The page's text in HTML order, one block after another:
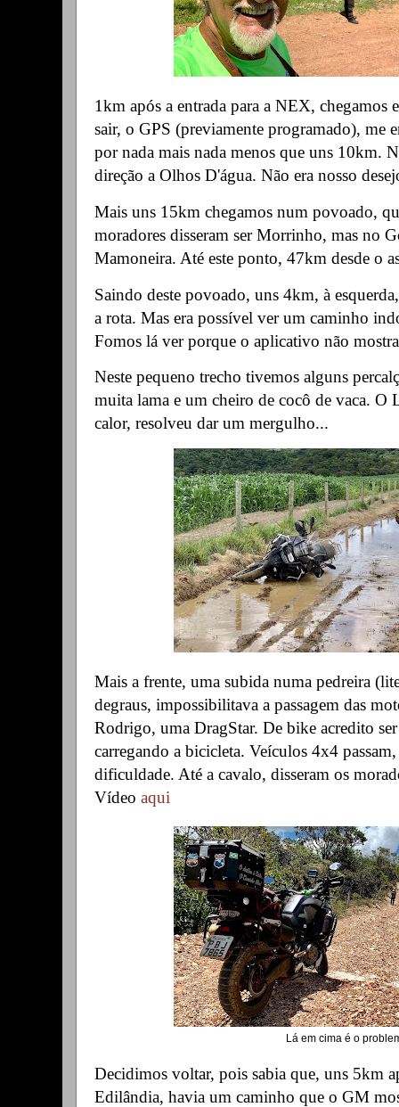
1km após a entrada para a NEX,
sair, o GPS (previamente programado), me
por nada mais nada menos que uns 10km.
direção a Olhos D'água. Não era nosso
Mais uns 15km chegamos num povoado,
moradores disseram ser Morrinho, mas no
Mamoneira. Até este ponto, 47km desde o
Saindo deste povoado, uns 4km, à
a rota. Mas era possível ver um caminho
Fomos lá ver porque o aplicativo não
Neste pequeno trecho tivemos alguns
muita lama e um cheiro de cocô de vaca. O
calor, resolveu dar um mergulho...
Mais a frente, uma subida numa pedreira
degraus, impossibilitava a passagem das
Rodrigo, uma DragStar. De bike acredito
carregando a bicicleta. Veículos 4x4
dificuldade. Até a cavalo, disseram os
Vídeo aqui
Lá em cima é o
Decidimos voltar, pois sabia que, uns 5km
Edilândia, havia um caminho que o GM